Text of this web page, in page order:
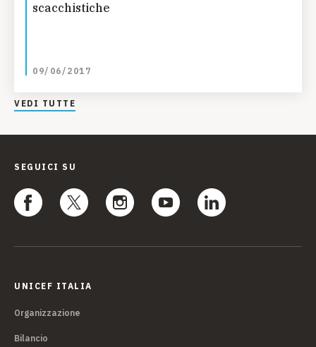
scacchistiche
09/06/2017
VEDI TUTTE
SEGUICI SU
UNICEF ITALIA
Organizzazione
Bilancio